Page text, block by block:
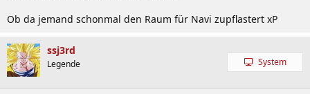
Ob da jemand schonmal den Raum für Navi zupflastert xP
ssj3rd
Legende System